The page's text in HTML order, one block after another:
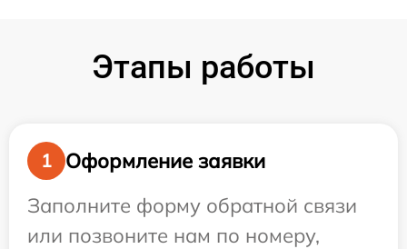
Этапы работы
1
Оформление заявки
Заполните форму обратной связи
или позвоните нам по номеру,